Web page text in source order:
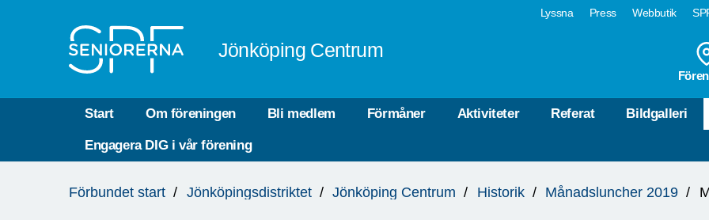
Lyssna Press Webbutik
Jönköping Centrum
Start Om föreningen Bli medlem Förmåner Aktiviteter Referat Bildgalleri
Engagera DIG i vår förening
är
Förbundet start Jönköpingsdistriktet Jönköping Centrum Historik Månadsluncher 2019